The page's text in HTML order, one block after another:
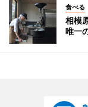
食べる
相模
唯一